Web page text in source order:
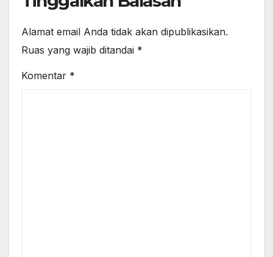
Alamat email Anda tidak akan dipublikasikan.
Ruas yang wajib ditandai *
Komentar *